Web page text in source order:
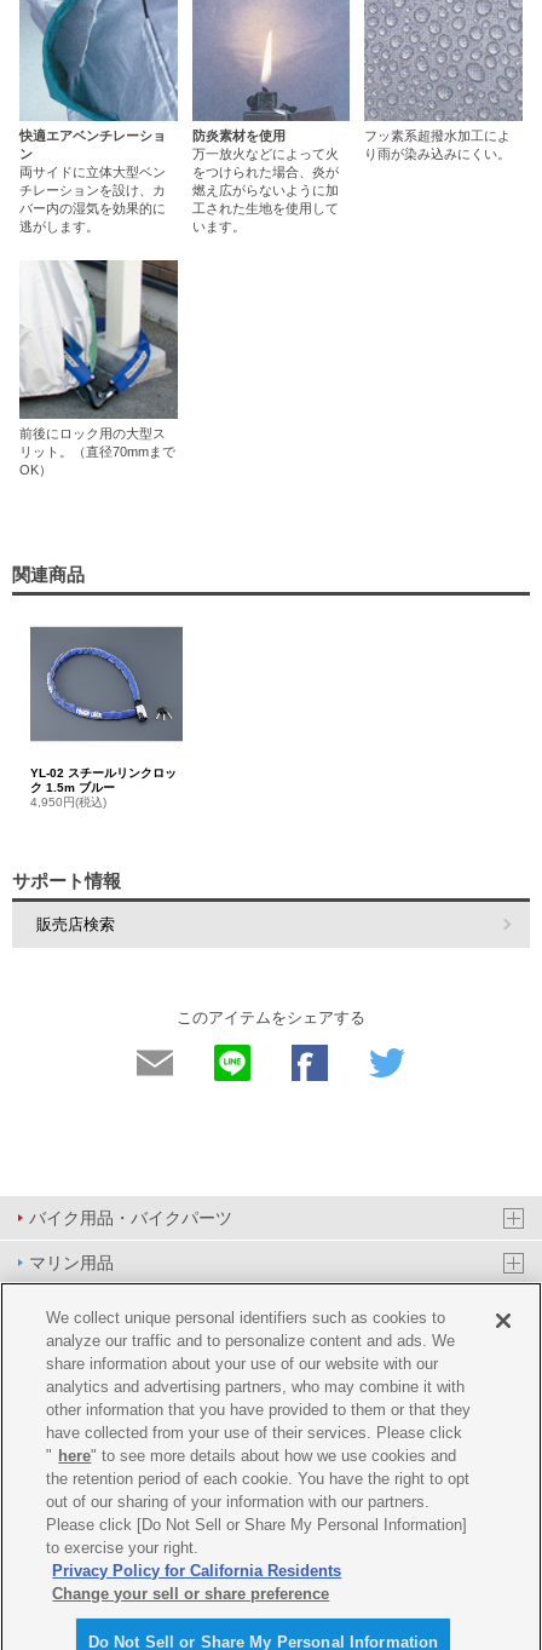
快適エアベンチレーショ
ン
両サイドに立体大型ベン
チレーションを設け、カ
バー内の湿気を効果的に
逃がします。
防炎素材を使用
万一放火などによって火
をつけられた場合、炎が
燃え広がらないように加
工された生地を使用して
います。
フッ素系超撥水加工によ
り雨が染み込みにくい。
前後にロック用の大型ス
リット。（直径70mmまで
OK）
関連商品
YL-02 スチールリンクロッ
ク 1.5m ブルー
4,950円(税込)
サポート情報
販売店検索
このアイテムをシェアする
バイク用品・バイクパーツ
マリン用品
PAS/YPJ用品
その他用品
イベント&エンターテイメント
オンラインショップ
企業情報
ご利用規約 推薦環境 プライバシーポリシー Cookie ポリシー
We collect unique personal identifiers such as cookies to
analyze our traffic and to personalize content and ads. We
share information about your use of our website with our
analytics and advertising partners, who may combine it with
other information that you have provided to them or that they
have collected from your use of their services. Please click
" here" to see more details about how we use cookies and
the retention period of each cookie. You have the right to opt
out of our sharing of your information with our partners.
Please click [Do Not Sell or Share My Personal Information]
to exercise your right.
Privacy Policy for California Residents
Change your sell or share preference
Do Not Sell or Share My Personal Information